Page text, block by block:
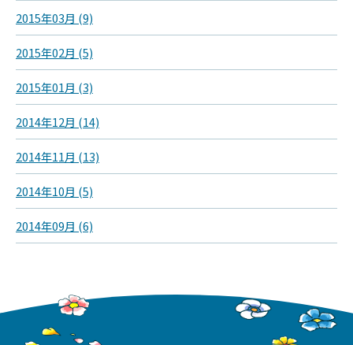
2015年03月 (9)
2015年02月 (5)
2015年01月 (3)
2014年12月 (14)
2014年11月 (13)
2014年10月 (5)
2014年09月 (6)